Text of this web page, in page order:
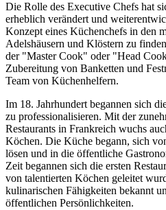
Die Rolle des Executive Chefs hat
erheblich verändert und
Konzept eines Küchenchefs in den
Adelshäusern und Klöstern zu
der "Master Cook" oder "Head
Zubereitung von Banketten und
Team von Küchenhelfern.
Im 18. Jahrhundert begannen sich
zu professionalisieren. Mit der
Restaurants in Frankreich wuchs
Köchen. Die Küche begann, sich
lösen und in die öffentliche
Zeit begannen sich die ersten
von talentierten Köchen geleitet
kulinarischen Fähigkeiten bekannt
öffentlichen Persönlichkeiten.